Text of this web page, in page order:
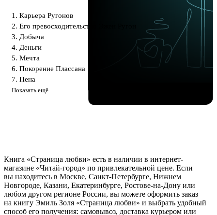
1. Карьера Ругонов
2. Его превосходительство Эжен Ругон
3. Добыча
4. Деньги
5. Мечта
6. Покорение Плассана
7. Пена
Показать ещё
Книга «Страница любви» есть в наличии в интернет-
магазине «Читай-город» по привлекательной цене. Если
вы находитесь в Москве, Санкт-Петербурге, Нижнем
Новгороде, Казани, Екатеринбурге, Ростове-на-Дону или
любом другом регионе России, вы можете оформить заказ
на книгу Эмиль Золя «Страница любви» и выбрать удобный
способ его получения: самовывоз, доставка курьером или